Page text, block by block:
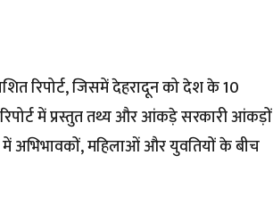
रिपोर्ट, जिसमें देहरादून को देश के 10
में प्रस्तुत तथ्य और आंकड़े सरकारी आंकड़ों
में अभिभावकों, महिलाओं और युवतियों के बीच